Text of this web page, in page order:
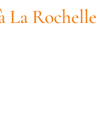
La Rochelle